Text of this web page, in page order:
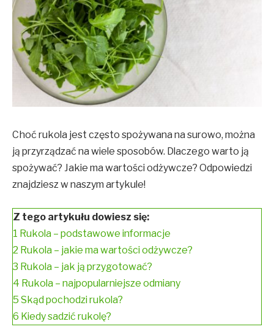
Choć rukola jest często spożywana na surowo, można
ją przyrządzać na wiele sposobów. Dlaczego warto ją
spożywać? Jakie ma wartości odżywcze? Odpowiedzi
znajdziesz w naszym artykule!
Z tego artykułu dowiesz się:
1 Rukola – podstawowe informacje
2 Rukola – jakie ma wartości odżywcze?
3 Rukola – jak ją przygotować?
4 Rukola – najpopularniejsze odmiany
5 Skąd pochodzi rukola?
6 Kiedy sadzić rukolę?